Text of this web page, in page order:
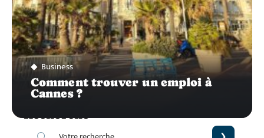
Business
Comment trouver un emploi à
Cannes ?
Recherche